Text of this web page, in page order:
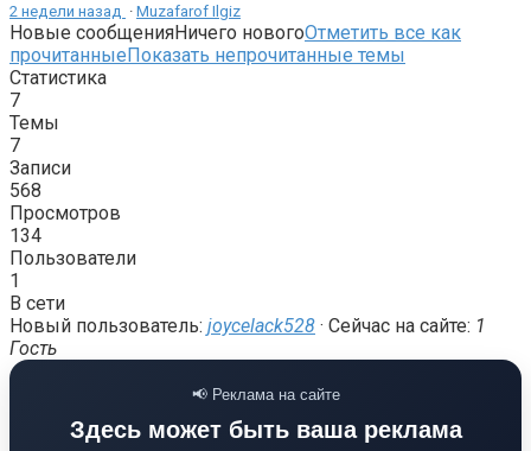
2 недели назад · Muzafarof Ilgiz
Новые сообщенияНичего новогоОтметить все как
прочитанныеПоказать непрочитанные темы
Статистика
7
Темы
7
Записи
568
Просмотров
134
Пользователи
1
В сети
Новый пользователь: joycelack528 · Сейчас на сайте: 1
Гость
📢 Реклама на сайте
Здесь может быть ваша реклама